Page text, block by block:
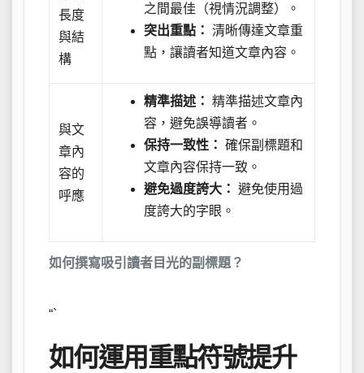
如何撰寫吸引讀者目光的副標題？
長度
與結
構
之間最佳（視情況調整）。
突出重點： 清晰傳達文章重
點，讓讀者知道文章內容。
與文
章內
容的
呼應
精準描述： 精準描述文章內
容，避免誤導讀者。
保持一致性： 確保副標題和
文章內容保持一致。
避免過度誇大： 避免使用過
度誇大的字眼。
“`
如何運用重點符號提升